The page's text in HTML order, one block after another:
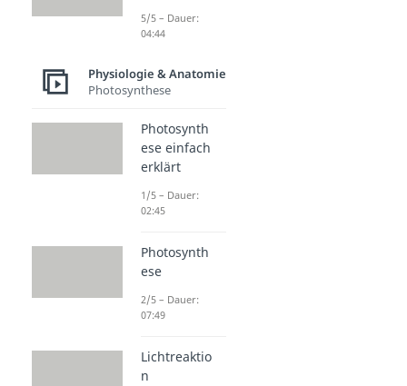
5/5 – Dauer:
04:44
Physiologie & Anatomie
Photosynthese
Photosynth
ese einfach
erklärt
1/5 – Dauer:
02:45
Photosynth
ese
2/5 – Dauer:
07:49
Lichtreaktio
n